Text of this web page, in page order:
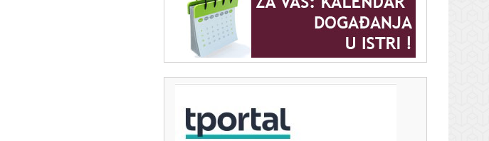
Srpska glumica iz serije 'Blago nama' skinula gotovo
30 kilograma: Otkrila tajnu izgleda